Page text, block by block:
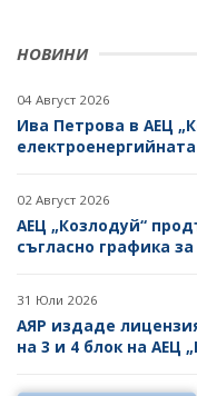
НОВИНИ
04 Август 2026
Ива Петрова в АЕЦ
02 Август 2026
АЕЦ „Козлодуй“
съгласно графика
31 Юли 2026
АЯР издаде
на 3 и 4 блок на АЕЦ